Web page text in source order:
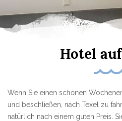
Hotel
Wenn Sie einen schönen
und beschließen, nach Texel zu
natürlich nach einem guten Preis.